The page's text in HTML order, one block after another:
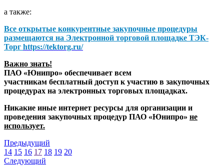
а также:
Все открытые конкурентные закупочные процедуры
размещаются на Электронной торговой площадке ТЭК-
Торг https://tektorg.ru/
Важно знать!
ПАО «Юнипро» обеспечивает всем
участникам бесплатный доступ к участию в закупочных
процедурах на электронных торговых площадках.
Никакие иные интернет ресурсы для организации и
проведения закупочных процедур ПАО «Юнипро» не
использует.
Предыдущий
14 15 16 17 18 19 20
Следующий